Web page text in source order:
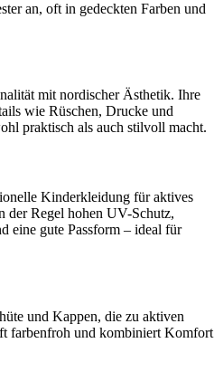
an, oft in gedeckten Farben und
mit nordischer Ästhetik. Ihre
wie Rüschen, Drucke und
praktisch als auch stilvoll macht.
Kinderkleidung für aktives
der Regel hohen UV-Schutz,
eine gute Passform – ideal für
und Kappen, die zu aktiven
farbenfroh und kombiniert Komfort